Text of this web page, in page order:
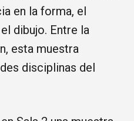
en la forma, el
dibujo. Entre la
esta muestra
disciplinas del